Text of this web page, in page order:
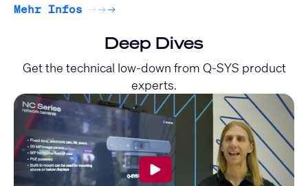
Mehr Infos
Deep Dives
Get the technical low-down from Q-SYS product
experts.